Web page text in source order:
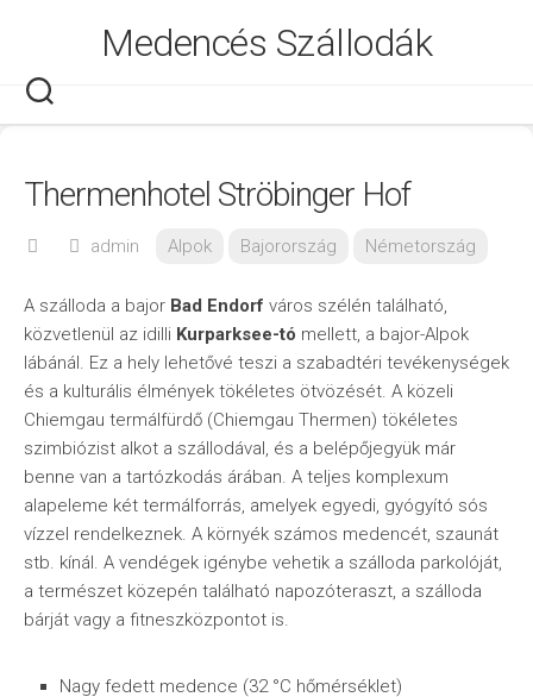
Medencés Szállodák
Thermenhotel Ströbinger Hof
admin Alpok Bajorország Németország
A szálloda a bajor Bad Endorf város szélén található,
közvetlenül az idilli Kurparksee-tó mellett, a bajor-Alpok
lábánál. Ez a hely lehetővé teszi a szabadtéri tevékenységek
és a kulturális élmények tökéletes ötvözését. A közeli
Chiemgau termálfürdő (Chiemgau Thermen) tökéletes
szimbiózist alkot a szállodával, és a belépőjegyük már
benne van a tartózkodás árában. A teljes komplexum
alapeleme két termálforrás, amelyek egyedi, gyógyító sós
vízzel rendelkeznek. A környék számos medencét, szaunát
stb. kínál. A vendégek igénybe vehetik a szálloda parkolóját,
a természet közepén található napozóteraszt, a szálloda
bárját vagy a fitneszközpontot is.
Nagy fedett medence (32 °C hőmérséklet)